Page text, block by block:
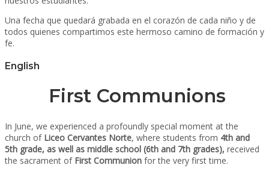
Una fecha que quedará grabada en el corazón de cada niño y de
todos quienes compartimos este hermoso camino de formación y
fe.
English
First Communions
In June, we experienced a profoundly special moment at the
church of Liceo Cervantes Norte, where students from 4th and
5th grade, as well as middle school (6th and 7th grades), received
the sacrament of First Communion for the very first time.